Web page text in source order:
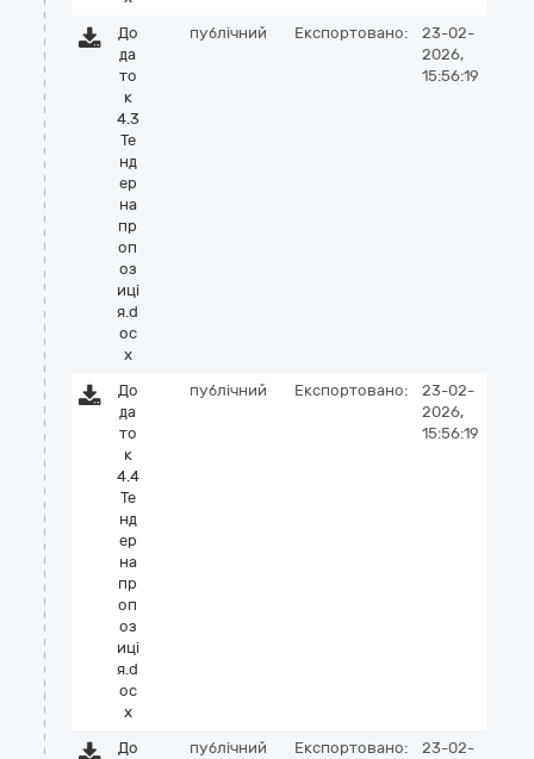
До
да
то
к
4.3
Те
нд
ер
на
пр
оп
оз
иці
я.d
oc
x
публічний Експортовано:
23-02-
2026,
15:56:19
До
да
то
к
4.4
Те
нд
ер
на
пр
оп
оз
иці
я.d
oc
x
публічний Експортовано:
23-02-
2026,
15:56:19
До
публічний Експортовано:
23-02-